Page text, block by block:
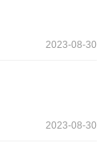
2023-08-30
2023-08-30